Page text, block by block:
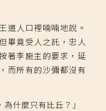
人口裡喃喃地說。
畢竟受人之託，忠人
著李施主的要求，延
而所有的沙彌都沒有
什麼只有比丘？」